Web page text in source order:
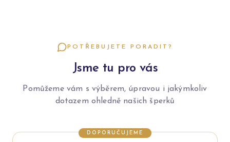
POTŘEBUJETE PORADIT?
Jsme tu pro vás
Pomůžeme vám s výběrem, úpravou i jakýmkoliv
dotazem ohledně našich šperků
DOPORUČUJEME